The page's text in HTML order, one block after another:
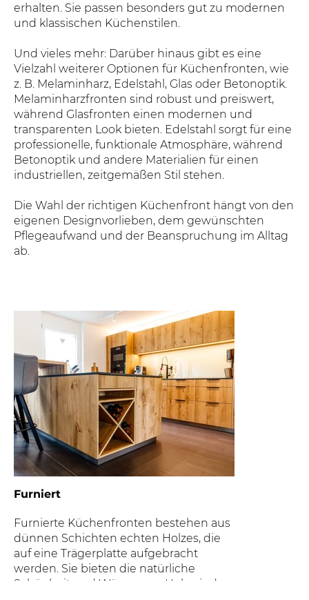
erhalten. Sie passen besonders gut zu modernen
und klassischen Küchenstilen.
Und vieles mehr: Darüber hinaus gibt es eine
Vielzahl weiterer Optionen für Küchenfronten, wie
z. B. Melaminharz, Edelstahl, Glas oder Betonoptik.
Melaminharzfronten sind robust und preiswert,
während Glasfronten einen modernen und
transparenten Look bieten. Edelstahl sorgt für eine
professionelle, funktionale Atmosphäre, während
Betonoptik und andere Materialien für einen
industriellen, zeitgemäßen Stil stehen.
Die Wahl der richtigen Küchenfront hängt von den
eigenen Designvorlieben, dem gewünschten
Pflegeaufwand und der Beanspruchung im Alltag
ab.
Furniert
Furnierte Küchenfronten bestehen aus
dünnen Schichten echten Holzes, die
auf eine Trägerplatte aufgebracht
werden. Sie bieten die natürliche
Schönheit und Wärme von Holz, sind